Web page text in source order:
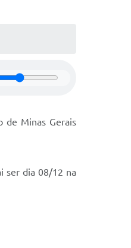
de Minas Gerais
ser dia 08/12 na